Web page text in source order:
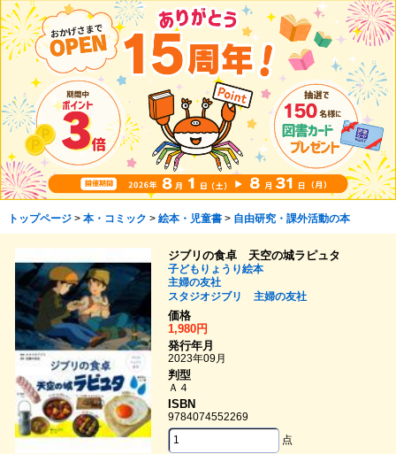
トップページ> 本・コミック > 絵本・児童書> 自由研究・課外活動の本
ジブリの食卓 天空の城ラピュタ
子どもりょうり絵本
主婦の友社
スタジオジブリ
主婦の友社
価格
1,980円
発行年月
2023年09月
判型
Ａ４
ISBN
9784074552269
点